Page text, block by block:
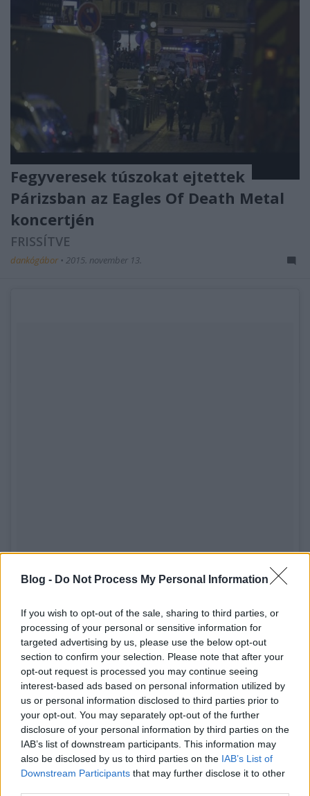
Blog - Do Not Process My Personal Information
If you wish to opt-out of the sale, sharing to third parties, or
processing of your personal or sensitive information for
targeted advertising by us, please use the below opt-out
section to confirm your selection. Please note that after your
opt-out request is processed you may continue seeing
interest-based ads based on personal information utilized by
us or personal information disclosed to third parties prior to
your opt-out. You may separately opt-out of the further
disclosure of your personal information by third parties on the
IAB’s list of downstream participants. This information may
also be disclosed by us to third parties on the IAB’s List of
Downstream Participants that may further disclose it to other
Fegyveresek túszokat ejtettek
Párizsban az Eagles Of Death Metal
koncertjén
FRISSÍTVE
dankógábor • 2015. november 13.
Zsuzsa Kover (@zsuzsulla) által közzétett fénykép,2015. Nov 13., 12:31 PST
Egyelőre még nincsenek pontos információk, ...